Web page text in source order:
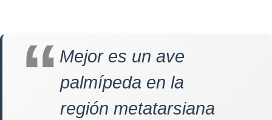
Mejor es un ave
palmípeda en la
región metatarsiana